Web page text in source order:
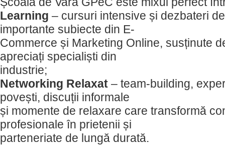
Learning – cursuri intensive și dezbateri
importante subiecte din E-
Commerce și Marketing Online, susținute
apreciați specialiști din
industrie;
Networking Relaxat – team-building,
povești, discuții informale
și momente de relaxare care transformă
profesionale în prietenii și
parteneriate de lungă durată.